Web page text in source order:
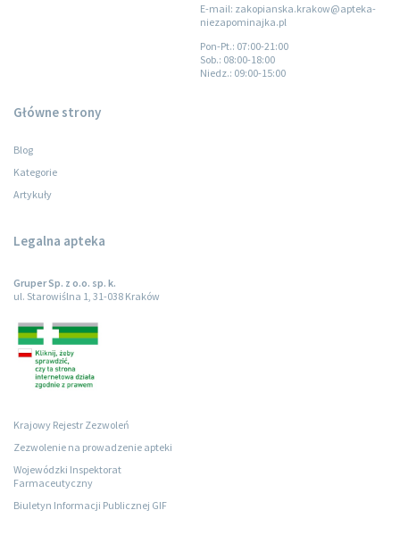
E-mail: zakopianska.krakow@apteka-
niezapominajka.pl
Pon-Pt.: 07:00-21:00
Sob.: 08:00-18:00
Niedz.: 09:00-15:00
Główne strony
Blog
Kategorie
Artykuły
Legalna apteka
Gruper Sp. z o.o. sp. k.
ul. Starowiślna 1, 31-038 Kraków
Krajowy Rejestr Zezwoleń
Zezwolenie na prowadzenie apteki
Wojewódzki Inspektorat
Farmaceutyczny
Biuletyn Informacji Publicznej GIF